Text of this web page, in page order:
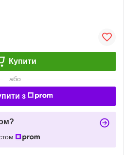
Купити
або
з